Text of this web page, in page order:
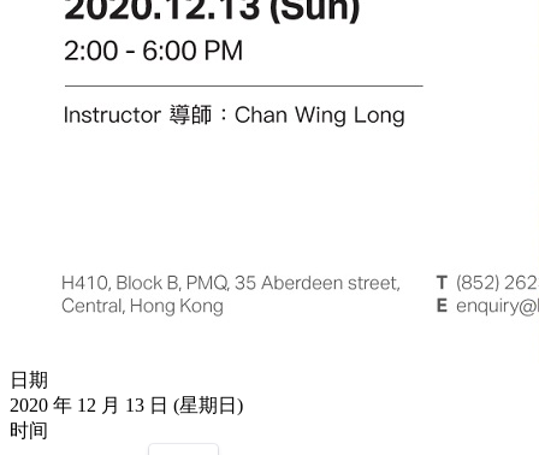
日期
2020 年 12 月 13 日 (星期日)
时间